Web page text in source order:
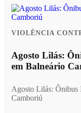
VIOLÊNCIA
Agosto Lilás:
em Balneário
Agosto Lilás: Ônibus
Camboriú